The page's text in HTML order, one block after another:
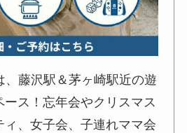
、藤沢駅＆茅ヶ崎駅近の遊
ス！忘年会やクリスマス
ィ、女子会、子連れママ会